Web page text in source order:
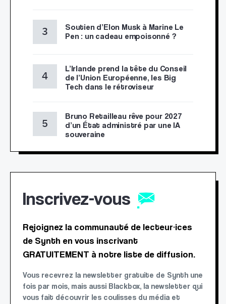
Soutien d’Elon Musk à Marine Le
Pen : un cadeau empoisonné ?
L’Irlande prend la tête du Conseil
de l’Union Européenne, les Big
Tech dans le rétroviseur
Bruno Retailleau rêve pour 2027
d’un État administré par une IA
souveraine
Inscrivez-vous
Rejoignez la communauté de lecteur·ices
de Synth en vous inscrivant
GRATUITEMENT à notre liste de diffusion.
Vous recevrez la newsletter gratuite de Synth une
fois par mois, mais aussi Blackbox, la newsletter qui
vous fait découvrir les coulisses du média et